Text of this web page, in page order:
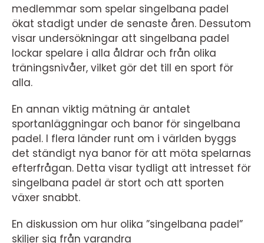
medlemmar som spelar singelbana padel
ökat stadigt under de senaste åren. Dessutom
visar undersökningar att singelbana padel
lockar spelare i alla åldrar och från olika
träningsnivåer, vilket gör det till en sport för
alla.
En annan viktig mätning är antalet
sportanläggningar och banor för singelbana
padel. I flera länder runt om i världen byggs
det ständigt nya banor för att möta spelarnas
efterfrågan. Detta visar tydligt att intresset för
singelbana padel är stort och att sporten
växer snabbt.
En diskussion om hur olika ”singelbana padel”
skiljer sig från varandra